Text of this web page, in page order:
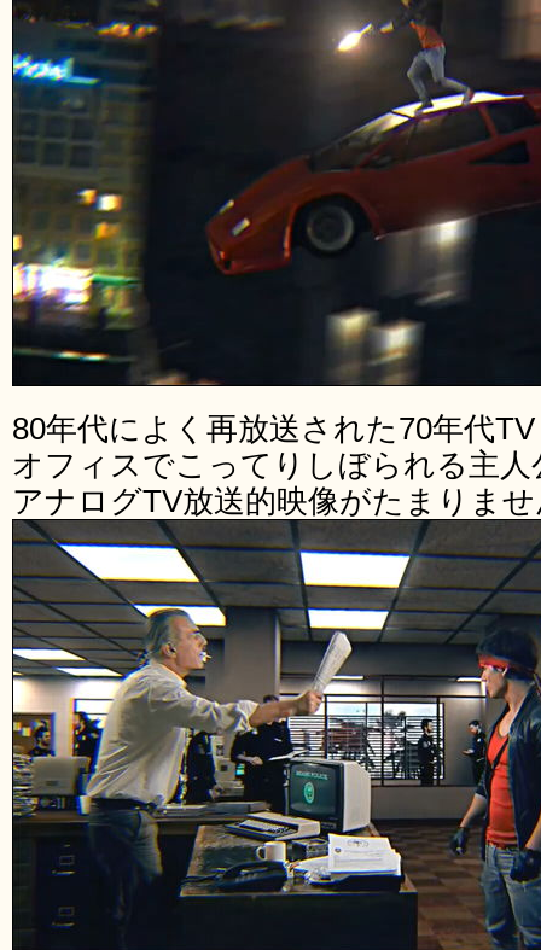
80年代によく再放送された70年代
オフィスでこってりしぼられる主
アナログTV放送的映像がたまりま